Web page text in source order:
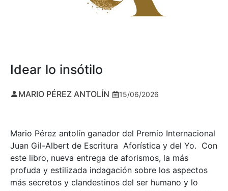
Idear lo insótilo
MARIO PÉREZ ANTOLÍN 15/06/2026
Mario Pérez antolín ganador del Premio Internacional
Juan Gil-Albert de Escritura Aforística y del Yo. Con
este libro, nueva entrega de aforismos, la más
profuda y estilizada indagación sobre los aspectos
más secretos y clandestinos del ser humano y lo